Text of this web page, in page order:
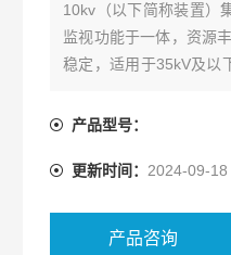
10kv（以下简称装置）
监视功能于一体，资源
稳定，适用于35kV及以
母联、PT等保护。应用
产品型号：
更新时间： 2024-09-18
产品咨询